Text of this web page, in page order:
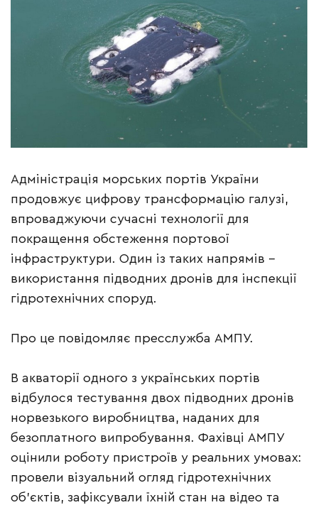
Адміністрація морських портів України
продовжує цифрову трансформацію галузі,
впроваджуючи сучасні технології для
покращення обстеження портової
інфраструктури. Один із таких напрямів –
використання підводних дронів для інспекції
гідротехнічних споруд.
Про це повідомляє пресслужба АМПУ.
В акваторії одного з українських портів
відбулося тестування двох підводних дронів
норвезького виробництва, наданих для
безоплатного випробування. Фахівці АМПУ
оцінили роботу пристроїв у реальних умовах:
провели візуальний огляд гідротехнічних
об’єктів, зафіксували їхній стан на відео та